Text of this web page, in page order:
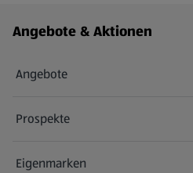
Fußzeilenmenü - weitere Links
Angebote & Aktionen
Angebote
Prospekte
Eigenmarken